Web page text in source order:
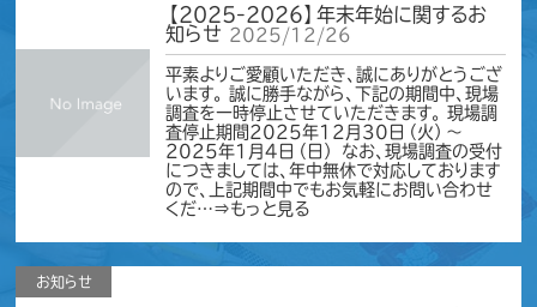
【2025-2026】年末年始に関するお
知らせ 2025/12/26
平素よりご愛顧いただき、誠にありがとうござ
います。 誠に勝手ながら、下記の期間中、現場
調査を一時停止させていただきます。 現場調
査停止期間2025年12月30日（火）～
2025年1月4日（日） なお、現場調査の受付
につきましては、年中無休で対応しております
ので、上記期間中でもお気軽にお問い合わせ
くだ…⇒もっと見る
お知らせ